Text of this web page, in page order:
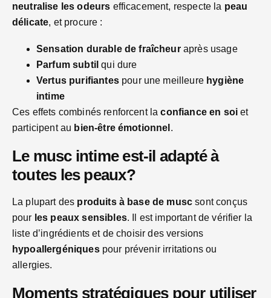
neutralise les odeurs efficacement, respecte la peau
délicate, et procure :
Sensation durable de fraîcheuraprès usage
Parfum subtil qui dure
Vertus purifiantespour une meilleure hygiène
intime
Ces effets combinés renforcent laconfiance en soi et
participent au bien-être émotionnel .
Le musc intime est-il adapté à
toutes les peaux?
La plupart des produits à base de musc sont conçus
pour les peaux sensibles. Il est important de vérifier la
liste d’ingrédients et de choisir des versions
hypoallergéniquespour prévenir irritations ou
allergies.
Moments stratégiques pour utiliser